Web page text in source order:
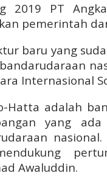
2019 PT
pemerintah
baru yang
Internasional
Hatta adalah
yang
Awaluddin.